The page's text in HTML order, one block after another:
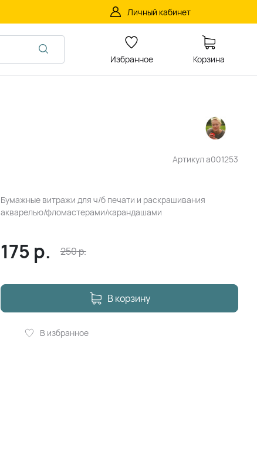
Личный кабинет
Избранное Корзина
Артикул a001253
Бумажные витражи для ч/б печати и раскрашивания
акварелью/фломастерами/карандашами
175 р. 250р.
В корзину
В избранное